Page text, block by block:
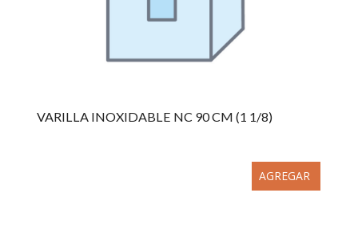
VARILLA INOXIDABLE NC 90 CM (1 1/8)
AGREGAR